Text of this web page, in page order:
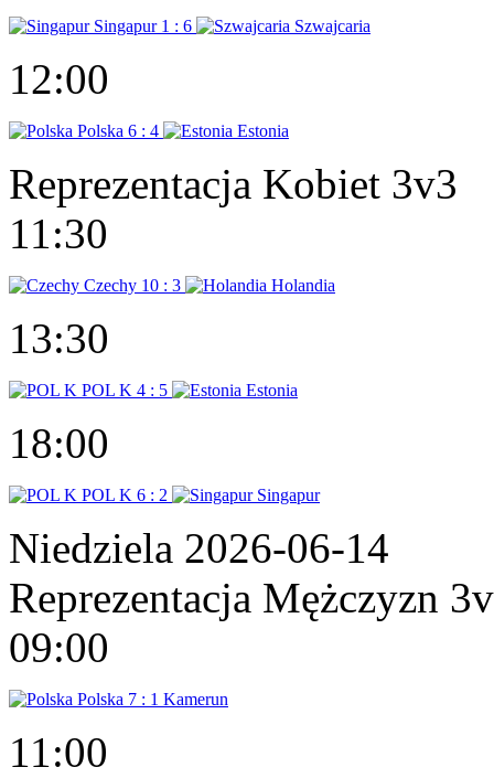
Singapur 1 : 6 Szwajcaria
12:00
Polska 6 : 4 Estonia
Reprezentacja Kobiet 3v3
11:30
Czechy 10 : 3 Holandia
13:30
POL K 4 : 5 Estonia
18:00
POL K 6 : 2 Singapur
Niedziela 2026-06-14
Reprezentacja Mężczyzn
09:00
Polska 7 : 1 Kamerun
11:00